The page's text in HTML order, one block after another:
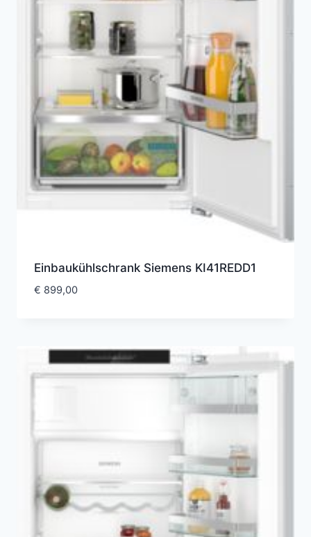
Einbaukühlschrank Siemens KI41REDD1
€ 899,00